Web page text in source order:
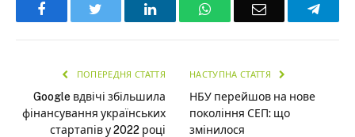
Facebook LinkedInWhatsAppEmail
ПОПЕРЕДНЯ СТАТТЯ
Google вдвічі збільшила
фінансування українських
стартапів у 2022 році
НАСТУПНА СТАТТЯ
НБУ перейшов на нове
покоління СЕП: що
змінилося